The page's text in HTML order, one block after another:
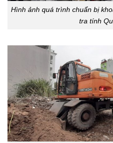
Hình ảnh quá trình chuẩn bị
tra tính